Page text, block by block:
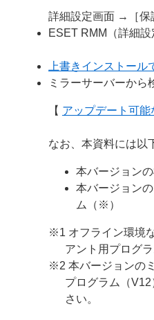
詳細設定画面 →［保
ESET RMM（詳細
上書きインストー
ミラーサーバーか
【 アップデート可
なお、本資料には以
本バージョン
本バージョン
ム（※）
※1 オフライン環境
アント用プログ
※2 本バージョンの
プログラム（
さい。